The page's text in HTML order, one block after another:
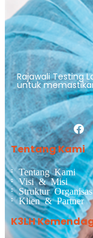
Rajawali Testing
untuk
Tentang Kami
Tentang Kami
Visi & Misi
Struktur
Klien & Partner
K3LH